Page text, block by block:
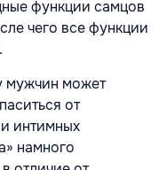
функции самцов
чего все функции
мужчин может
от
интимных
намного